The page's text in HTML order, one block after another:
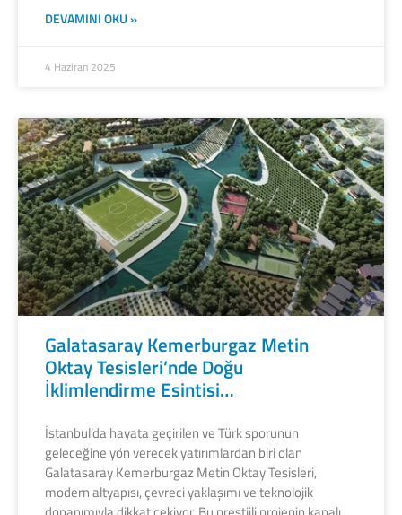
DEVAMINI OKU »
4 Haziran 2025
Galatasaray Kemerburgaz Metin
Oktay Tesisleri’nde Doğu
İklimlendirme Esintisi…
İstanbul’da hayata geçirilen ve Türk sporunun
geleceğine yön verecek yatırımlardan biri olan
Galatasaray Kemerburgaz Metin Oktay Tesisleri,
modern altyapısı, çevreci yaklaşımı ve teknolojik